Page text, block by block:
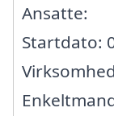
Ansatte:
Startdato: